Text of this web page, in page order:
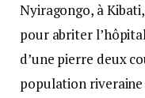
Nyiragongo, à
pour abriter
d’une pierre deux
population riveraine